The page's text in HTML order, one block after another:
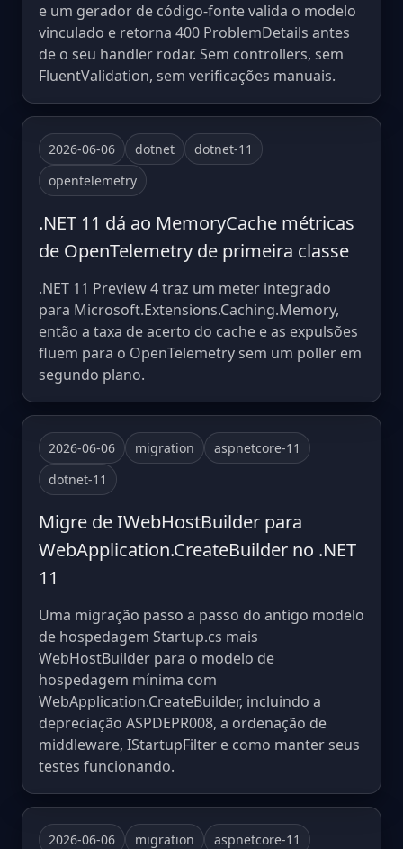
e um gerador de código-fonte valida o modelo
vinculado e retorna 400 ProblemDetails antes
de o seu handler rodar. Sem controllers, sem
FluentValidation, sem verificações manuais.
2026-06-06 dotnet
dotnet-11
opentelemetry
.NET 11 dá ao MemoryCache métricas
de OpenTelemetry de primeira classe
.NET 11 Preview 4 traz um meter integrado
para Microsoft.Extensions.Caching.Memory,
então a taxa de acerto do cache e as expulsões
fluem para o OpenTelemetry sem um poller em
segundo plano.
2026-06-06 migration
aspnetcore-11
dotnet-11
Migre de IWebHostBuilder para
WebApplication.CreateBuilder no .NET
11
Uma migração passo a passo do antigo modelo
de hospedagem Startup.cs mais
WebHostBuilder para o modelo de
hospedagem mínima com
WebApplication.CreateBuilder, incluindo a
depreciação ASPDEPR008, a ordenação de
middleware, IStartupFilter e como manter seus
testes funcionando.
2026-06-06 migration aspnetcore-11